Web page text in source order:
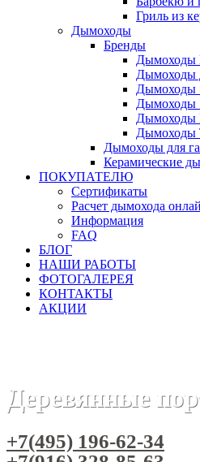
Гриль из
Дымоходы
Бренды
Дымоходы
Дымоходы
Дымоходы
Дымоходы
Дымоходы
Дымоходы
Дымоходы для
Керамические
ПОКУПАТЕЛЮ
Сертификаты
Расчет дымохода
Информация
FAQ
БЛОГ
НАШИ РАБОТЫ
ФОТОГАЛЕРЕЯ
КОНТАКТЫ
АКЦИИ
Деревянные
+7(495) 196-62-34